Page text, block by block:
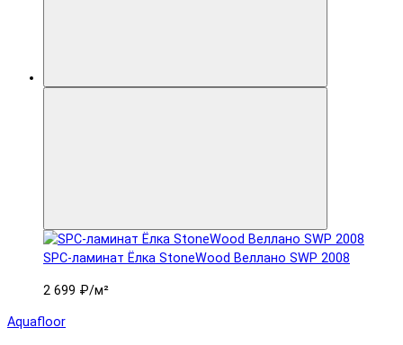
SPC-ламинат Ëлка StoneWood Веллано SWP 2008
2 699 ₽/м²
Aquafloor